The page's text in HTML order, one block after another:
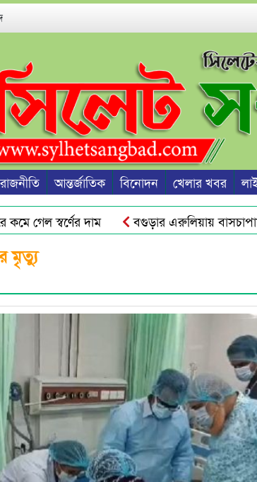
রাজনীতি আন্তর্জাতিক বিনোদন খেলার খবর
গেল স্বর্ণের দাম বগুড়ার এরুলিয়ায় বাসচাপায়
অফিস সহকারী!
মৃত্যু